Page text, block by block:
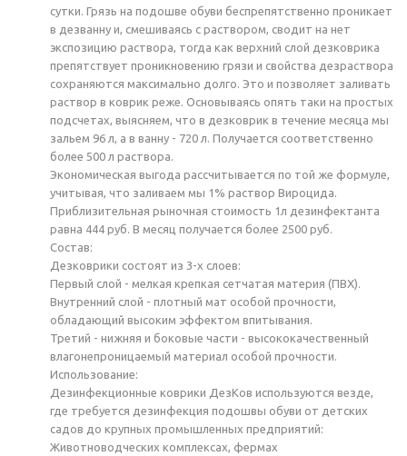
сутки. Грязь на подошве обуви беспрепятственно проникает
в дезванну и, смешиваясь с раствором, сводит на нет
экспозицию раствора, тогда как верхний слой дезковрика
препятствует проникновению грязи и свойства дезраствора
сохраняются максимально долго. Это и позволяет заливать
раствор в коврик реже. Основываясь опять таки на простых
подсчетах, выясняем, что в дезковрик в течение месяца мы
зальем 96 л, а в ванну - 720 л. Получается соответственно
более 500 л раствора.
Экономическая выгода рассчитывается по той же формуле,
учитывая, что заливаем мы 1% раствор Вироцида.
Приблизительная рыночная стоимость 1л дезинфектанта
равна 444 руб. В месяц получается более 2500 руб.
Состав:
Дезковрики состоят из 3-х слоев:
Первый слой - мелкая крепкая сетчатая материя (ПВХ).
Внутренний слой - плотный мат особой прочности,
обладающий высоким эффектом впитывания.
Третий - нижняя и боковые части - высококачественный
влагонепроницаемый материал особой прочности.
Использование:
Дезинфекционные коврики ДезКов используются везде,
где требуется дезинфекция подошвы обуви от детских
садов до крупных промышленных предприятий:
Животноводческих комплексах, фермах